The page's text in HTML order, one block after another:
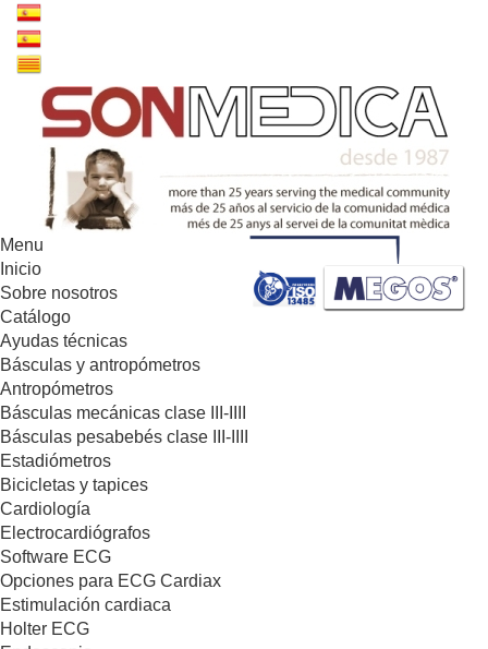
Menu
Inicio
Sobre nosotros
Catálogo
Ayudas técnicas
Básculas y antropómetros
Antropómetros
Básculas mecánicas clase III-IIII
Básculas pesabebés clase III-IIII
Estadiómetros
Bicicletas y tapices
Cardiología
Electrocardiógrafos
Software ECG
Opciones para ECG Cardiax
Estimulación cardiaca
Holter ECG